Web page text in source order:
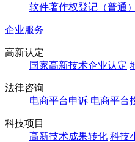
软件著作权登记（普通）
企业服务
高新认定
国家高新技术企业认定
法律咨询
电商平台申诉 电商平台
科技项目
高新技术成果转化 科技